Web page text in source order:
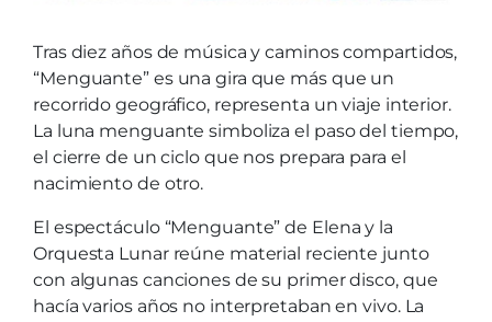
Tras diez años de música y caminos compartidos,
“Menguante” es una gira que más que un
recorrido geográfico, representa un viaje interior.
La luna menguante simboliza el paso del tiempo,
el cierre de un ciclo que nos prepara para el
nacimiento de otro.
El espectáculo “Menguante” de Elena y la
Orquesta Lunar reúne material reciente junto
con algunas canciones de su primer disco, que
hacía varios años no interpretaban en vivo. La